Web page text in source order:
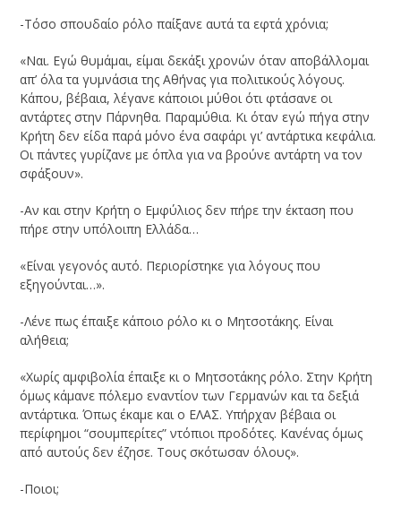
-Τόσο σπουδαίο ρόλο παίξανε αυτά τα εφτά χρόνια;
«Ναι. Εγώ θυμάμαι, είμαι δεκάξι χρονών όταν αποβάλλομαι
απ’ όλα τα γυμνάσια της Αθήνας για πολιτικούς λόγους.
Κάπου, βέβαια, λέγανε κάποιοι μύθοι ότι φτάσανε οι
αντάρτες στην Πάρνηθα. Παραμύθια. Κι όταν εγώ πήγα στην
Κρήτη δεν είδα παρά μόνο ένα σαφάρι γι’ αντάρτικα κεφάλια.
Οι πάντες γυρίζανε με όπλα για να βρούνε αντάρτη να τον
σφάξουν».
-Αν και στην Κρήτη ο Εμφύλιος δεν πήρε την έκταση που
πήρε στην υπόλοιπη Ελλάδα…
«Είναι γεγονός αυτό. Περιορίστηκε για λόγους που
εξηγούνται…».
-Λένε πως έπαιξε κάποιο ρόλο κι ο Μητσοτάκης. Είναι
αλήθεια;
«Χωρίς αμφιβολία έπαιξε κι ο Μητσοτάκης ρόλο. Στην Κρήτη
όμως κάμανε πόλεμο εναντίον των Γερμανών και τα δεξιά
αντάρτικα. Όπως έκαμε και ο ΕΛΑΣ. Υπήρχαν βέβαια οι
περίφημοι “σουμπερίτες” ντόπιοι προδότες. Κανένας όμως
από αυτούς δεν έζησε. Τους σκότωσαν όλους».
-Ποιοι;